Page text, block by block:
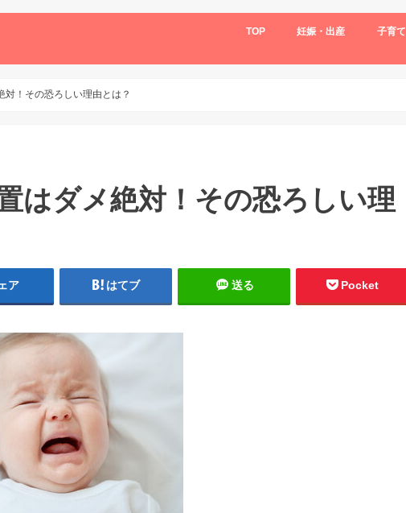
TOP 妊娠・出産 子育て
対！その恐ろしい理由とは？
はダメ絶対！その恐ろしい理
ア はてブ 送る Pocket